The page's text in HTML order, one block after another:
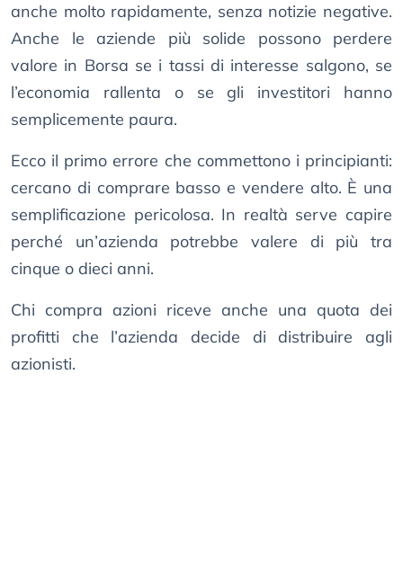
anche molto rapidamente, senza notizie negative.
Anche le aziende più solide possono perdere
valore in Borsa se i tassi di interesse salgono, se
l’economia rallenta o se gli investitori hanno
semplicemente paura.
Ecco il primo errore che commettono i principianti:
cercano di comprare basso e vendere alto. È una
semplificazione pericolosa. In realtà serve capire
perché un’azienda potrebbe valere di più tra
cinque o dieci anni.
Chi compra azioni riceve anche una quota dei
profitti che l’azienda decide di distribuire agli
azionisti.